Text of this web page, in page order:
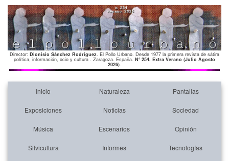
Director: Dionisio Sánchez Rodríguez. El Pollo Urbano. Desde 1977 la primera revista de sátira
política, información, ocio y cultura . Zaragoza. España. Nº 254. Extra Verano (Julio Agosto
2026).
Inicio Naturaleza Pantallas
Exposiciones Noticias Sociedad
Música Escenarios Opinión
Silvicultura Informes Tecnologías